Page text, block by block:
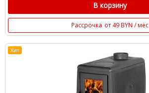
В корзину
Рассрочка от 49 BYN / мес
Хит